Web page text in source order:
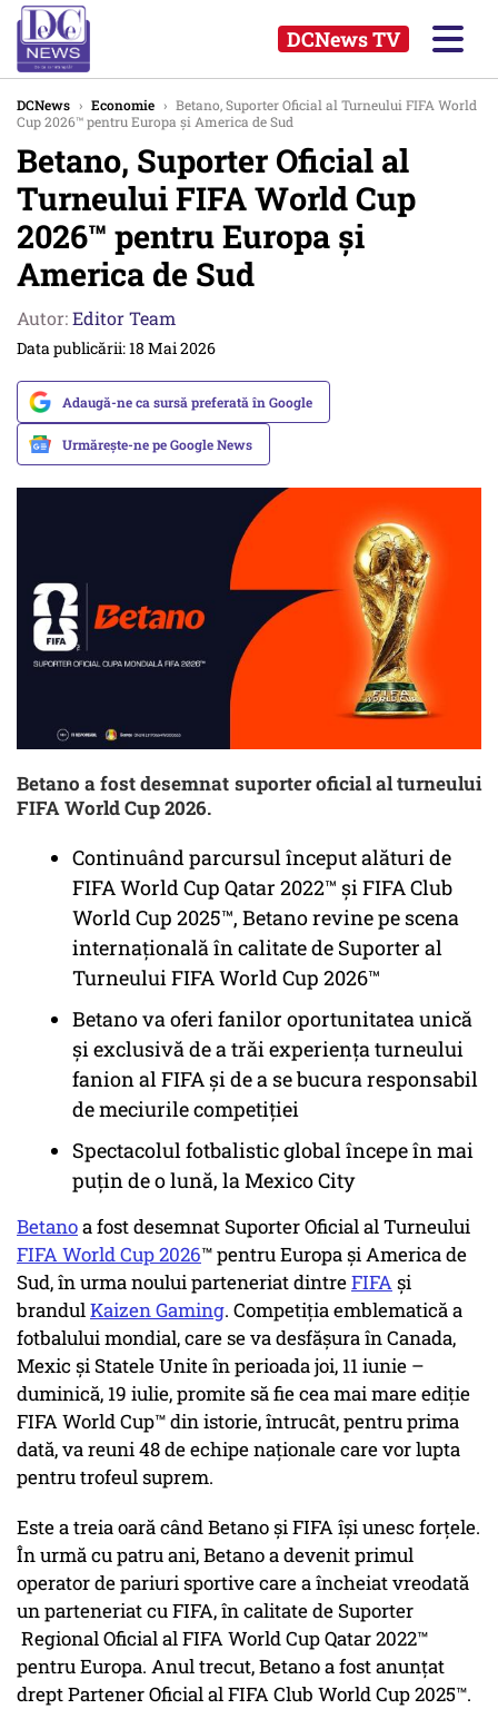
DCNews TV
DCNews › Economie › Betano, Suporter Oficial al Turneului FIFA World
Cup 2026™ pentru Europa și America de Sud
Betano, Suporter Oficial al
Turneului FIFA World Cup
2026™ pentru Europa și
America de Sud
Autor:Editor Team
Data publicării: 18 Mai 2026
Adaugă-ne ca sursă preferată în Google
Urmărește-ne pe Google News
Betano a fost desemnat suporter oficial al turneului
FIFA World Cup 2026.
Continuând parcursul început alături de
FIFA World Cup Qatar 2022™ și FIFA Club
World Cup 2025™, Betano revine pe scena
internațională în calitate de Suporter al
Turneului FIFA World Cup 2026™
Betano va oferi fanilor oportunitatea unică
și exclusivă de a trăi experiența turneului
fanion al FIFA și de a se bucura responsabil
de meciurile competiției
Spectacolul fotbalistic global începe în mai
puțin de o lună, la Mexico City
Betanoa fost desemnat Suporter Oficial al Turneului
FIFA World Cup 2026™ pentru Europa și America de
Sud, în urma noului parteneriat dintreFIFAși
brandulKaizen Gaming. Competiția emblematică a
fotbalului mondial, care se va desfășura în Canada,
Mexic și Statele Unite în perioada joi, 11 iunie –
duminică, 19 iulie, promite să fie cea mai mare ediție
FIFA World Cup™ din istorie, întrucât, pentru prima
dată, va reuni 48 de echipe naționale care vor lupta
pentru trofeul suprem.
Este a treia oară când Betano și FIFA își unesc forțele.
În urmă cu patru ani, Betano a devenit primul
operator de pariuri sportive care a încheiat vreodată
un parteneriat cu FIFA, în calitate de Suporter
Regional Oficial al FIFA World Cup Qatar 2022™
pentru Europa. Anul trecut, Betano a fost anunțat
drept Partener Oficial al FIFA Club World Cup 2025™.